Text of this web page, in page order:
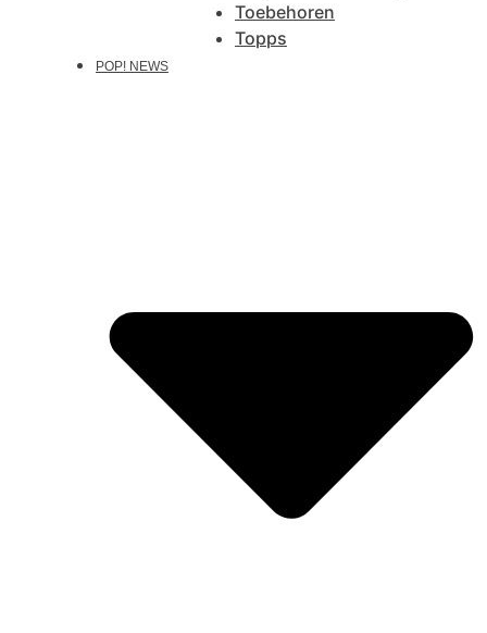
Toebehoren
Topps
POP! NEWS